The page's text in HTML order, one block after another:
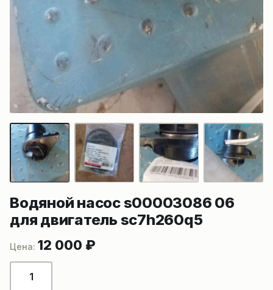
Водяной насос s00003086 06
для двигатель sc7h260q5
12 000 ₽
товара